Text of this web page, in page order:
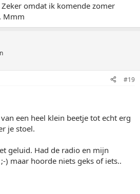
omdat ik komende zomer
Mmm
#19
een heel klein beetje tot echt erg
je stoel.
geluid. Had de radio en mijn
) maar hoorde niets geks of iets..